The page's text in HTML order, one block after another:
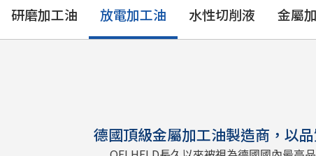
研磨加工油 放電加工油 水性切削液 金屬
德國頂級金屬加工油製造商，以